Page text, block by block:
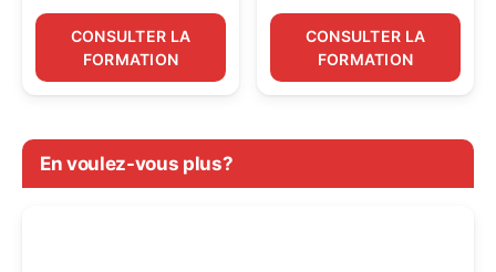
CONSULTER LA
FORMATION
CONSULTER LA
FORMATION
En voulez-vous plus?